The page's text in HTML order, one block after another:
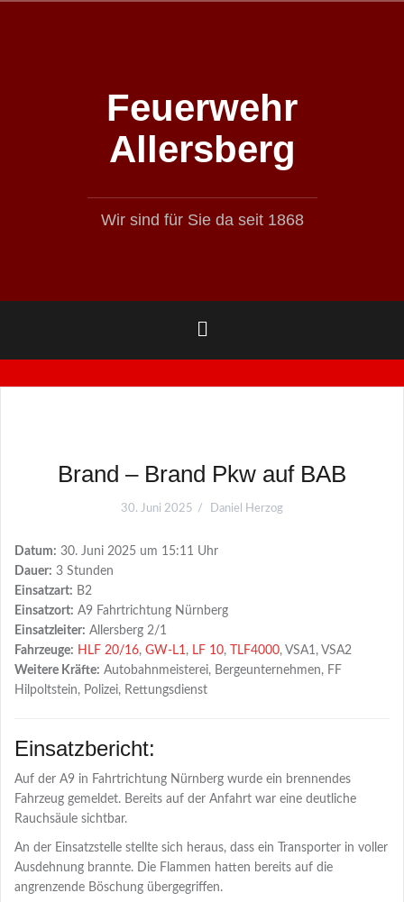
Feuerwehr
Allersberg
Wir sind für Sie da seit 1868
Brand – Brand Pkw auf BAB
30. Juni 2025 Daniel Herzog
Datum: 30. Juni 2025 um 15:11 Uhr
Dauer: 3 Stunden
Einsatzart: B2
Einsatzort: A9 Fahrtrichtung Nürnberg
Einsatzleiter: Allersberg 2/1
Fahrzeuge: HLF 20/16, GW-L1, LF 10, TLF4000, VSA1, VSA2
Weitere Kräfte: Autobahnmeisterei, Bergeunternehmen, FF
Hilpoltstein, Polizei, Rettungsdienst
Einsatzbericht:
Auf der A9 in Fahrtrichtung Nürnberg wurde ein brennendes
Fahrzeug gemeldet. Bereits auf der Anfahrt war eine deutliche
Rauchsäule sichtbar.
An der Einsatzstelle stellte sich heraus, dass ein Transporter in voller
Ausdehnung brannte. Die Flammen hatten bereits auf die
angrenzende Böschung übergegriffen.